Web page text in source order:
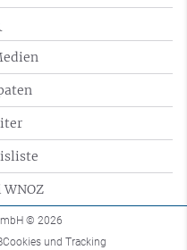
© 2026
Cookies und Tracking